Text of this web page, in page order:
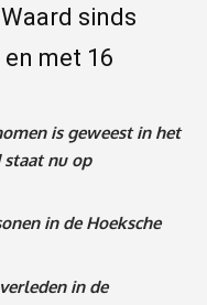
sinds
met 16
is geweest in het
staat nu op
in de Hoeksche
in de